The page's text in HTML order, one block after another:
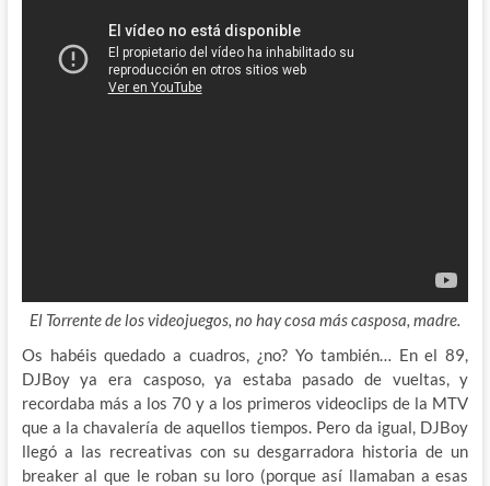
El Torrente de los videojuegos, no hay cosa más casposa, madre.
Os habéis quedado a cuadros, ¿no? Yo también… En el 89,
DJBoy ya era casposo,ya estaba pasado de vueltas, y
recordaba más a los 70 y a los primeros videoclips de la MTV
que a la chavalería de aquellos tiempos. Pero da igual, DJBoy
llegó a las recreativas con su desgarradora historia de un
breaker al que le roban su loro (porque así llamaban a esas